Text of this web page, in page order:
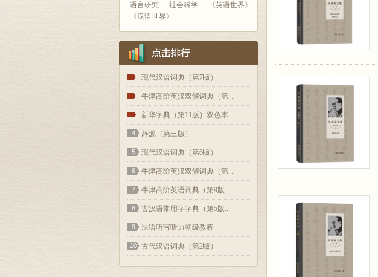
语言研究
社会科学
《英语世界》
《汉语世界》
1 现代汉语词典（第7版）
2 牛津高阶英汉双解词典（第...
3 新华字典（第11版）双色本
4 辞源（第三版）
5 现代汉语词典（第6版）
6 牛津高阶英汉双解词典（第...
7 牛津高阶英语词典（第9版...
8 古汉语常用字字典（第5版...
9 法语听写听力初级教程
10 古代汉语词典（第2版）